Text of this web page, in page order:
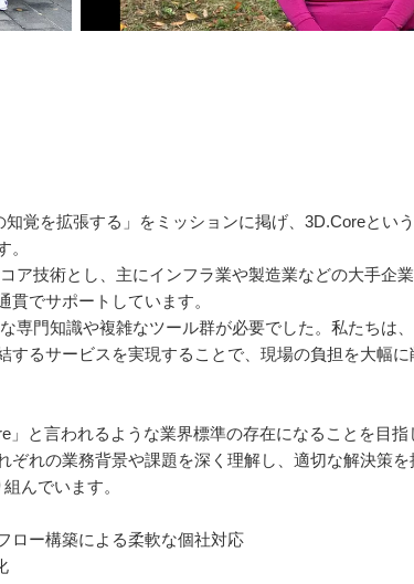
覚を拡張する」をミッションに掲げ、3D.Coreとい
。
ア技術とし、主にインフラ業や製造業などの大手企
でサポートしています。
専門知識や複雑なツール群が必要でした。私たちは
るサービスを実現することで、現場の負担を大幅に
と言われるような業界標準の存在になることを目指
れの業務背景や課題を深く理解し、適切な解決策を
んでいます。
ロー構築による柔軟な個社対応